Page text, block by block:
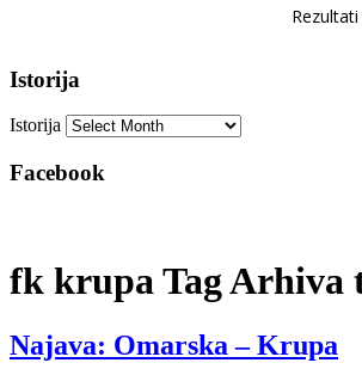
Istorija
Istorija
Facebook
fk krupa Tag Arhiva
Najava: Omarska – Krupa